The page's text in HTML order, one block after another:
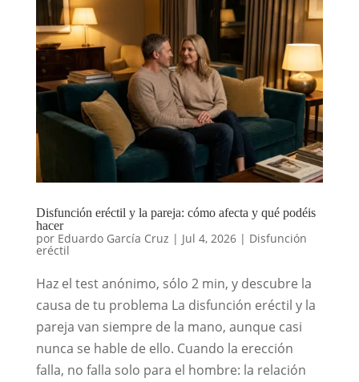
Disfunción eréctil y la pareja: cómo afecta y qué podéis
hacer
por Eduardo García Cruz | Jul 4, 2026| Disfunción
eréctil
Haz el test anónimo, sólo 2 min, y descubre la
causa de tu problema La disfunción eréctil y la
pareja van siempre de la mano, aunque casi
nunca se hable de ello. Cuando la erección
falla, no falla solo para el hombre: la relación